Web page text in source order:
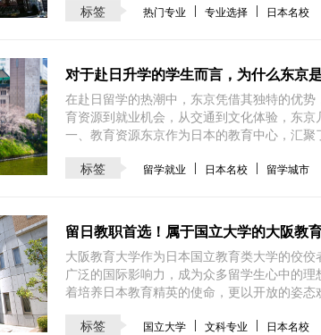
标签
热门专业 专业选择 日本名校
对于赴日升学的学生而言，为什么东京
在赴日留学的热潮中，东京凭借其独特的优
育资源到就业机会，从交通到文化体验，东京
一、教育资源东京作为日本的教育中心，汇
标签
留学就业 日本名校 留学城市
留日教职首选！属于国立大学的大阪教
大阪教育大学作为日本国立教育类大学的佼
广泛的国际影响力，成为众多留学生心中的
着培养日本教育精英的使命，更以开放的姿
标签
国立大学 文科专业 日本名校